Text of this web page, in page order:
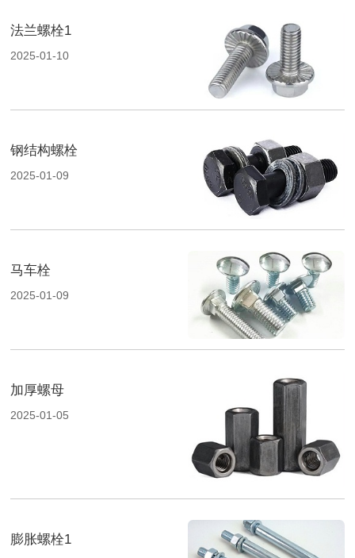
法兰螺栓1
2025-01-10
钢结构螺栓
2025-01-09
马车栓
2025-01-09
加厚螺母
2025-01-05
膨胀螺栓1